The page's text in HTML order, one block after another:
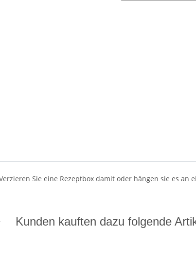
Sie eine Rezeptbox damit oder hängen sie es an
Kunden kauften dazu folgende